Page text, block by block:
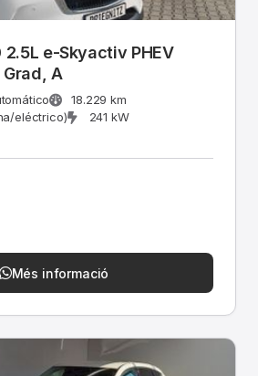
e-Skyactiv PHEV
A
18.229 km
eléctrico)
241 kW
Més informació